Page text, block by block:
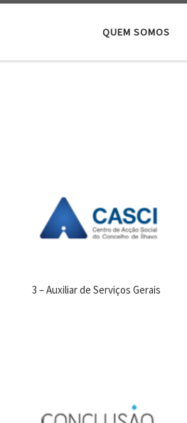
QUEM SOMOS
3 – Auxiliar de Serviços Gerais